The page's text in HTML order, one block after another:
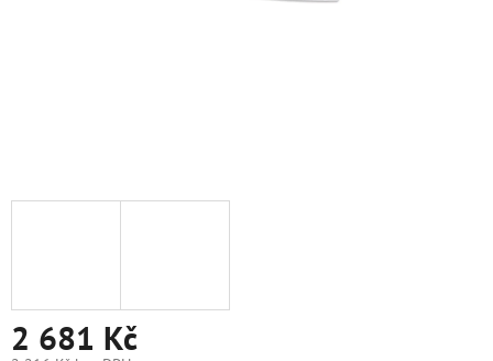
2 681 Kč